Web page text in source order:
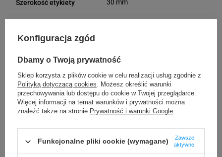
Szerokość etykiety 30 mm
odklejenia
Trudne
Rodzaj plomby VOID
Materiał plomby VOID
Usuwanie/odklejanie
plomby
Zostawia ślad
Konfiguracja zgód
Dbamy o Twoją prywatność
Sklep korzysta z plików cookie w celu realizacji usług zgodnie z
Polityką dotyczącą cookies. Możesz określić warunki
przechowywania lub dostępu do cookie w Twojej przeglądarce.
Więcej informacji na temat warunków i prywatności można
znaleźć także na stronie Prywatność i warunki Google.
Funkcjonalne pliki cookie (wymagane)
Zawsze
aktywne